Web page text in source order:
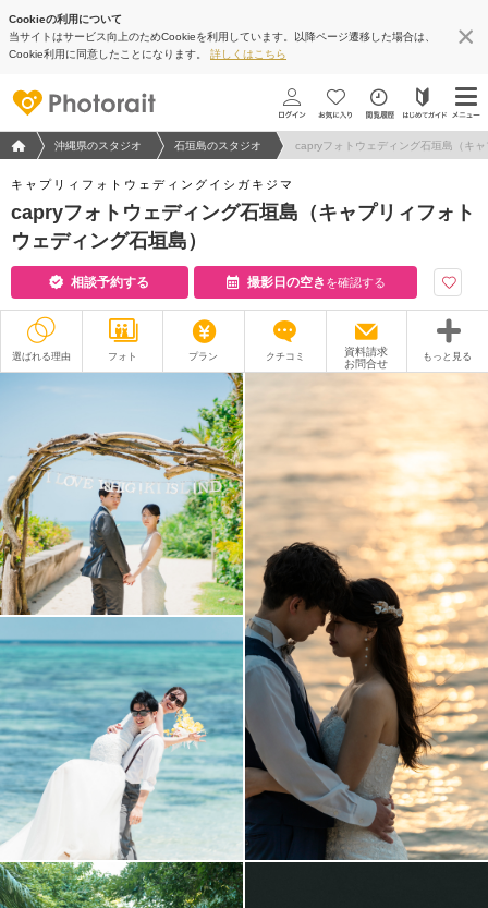
Cookieの利用について
当サイトはサービス向上のためCookieを利用しています。以降ページ遷移した場合は、
Cookie利用に同意したことになります。 詳しくはこちら
フォトウエディング/結婚写真のPhotorait ホーム
沖縄県のスタジオ 石垣島のスタジオ capryフォトウェディング石垣島（キ
キャプリィフォトウェディングイシガキジマ
capryフォトウェディング石垣島（キャプリィフォト
ウェディング石垣島）
相談予約する 撮影日の空き を確認する
選ばれる理由 フォト プラン クチコミ
資料請求
お問合せ
もっと見る
衣装 ムービー
オプション ブログ
アクセス/TEL スタジオトップ
こだわりポイント
3万円以下のプラン 海での撮影